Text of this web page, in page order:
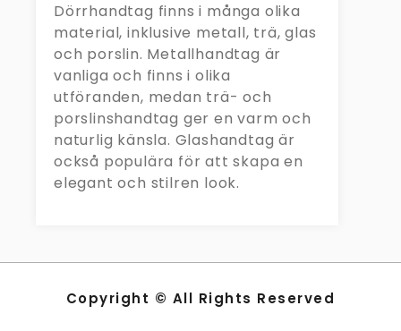
Dörrhandtag finns i många olika
material, inklusive metall, trä, glas
och porslin. Metallhandtag är
vanliga och finns i olika
utföranden, medan trä- och
porslinshandtag ger en varm och
naturlig känsla. Glashandtag är
också populära för att skapa en
elegant och stilren look.
Copyright © All Rights Reserved